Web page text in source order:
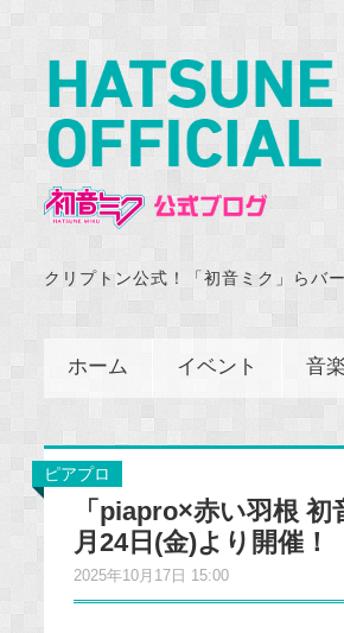
クリプトン公式！「初音ミク」らバ
ホーム イベント 音楽
ピアプロ
「piapro×赤い羽根
月24日(金)より開催！
2025年10月17日 15:00